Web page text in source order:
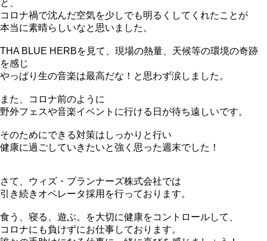
と、
コロナ禍で沈んだ空気を少しでも明るくしてくれたことが
本当に素晴らしいなと思いました。
THA BLUE HERBを見て、現場の熱量、天候等の環境の奇跡
を感じ
やっぱり生の音楽は最高だな！と思わず涙しました。
また、コロナ前のように
野外フェスや音楽イベントに行ける日が待ち遠しいです。
そのためにできる対策はしっかりと行い
健康に過ごしていきたいと強く思った週末でした！
さて、ウィズ・プランナーズ株式会社では
引き続きオペレータ採用を行っております。
食う、寝る、遊ぶ。を大切に健康をコントロールして、
コロナにも負けずにお仕事しております。